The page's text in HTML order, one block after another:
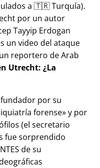
a 🇹🇷 Turquía).
por un autor
Tayyip Erdogan
un video del ataque
reportero de Arab
Utrecht: ¿La
por su
forense y por
(el secretario
fue sorprendido
de su